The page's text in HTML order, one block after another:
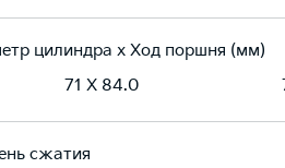
цилиндра х Ход поршня (мм)
71 X 84.0
сжатия